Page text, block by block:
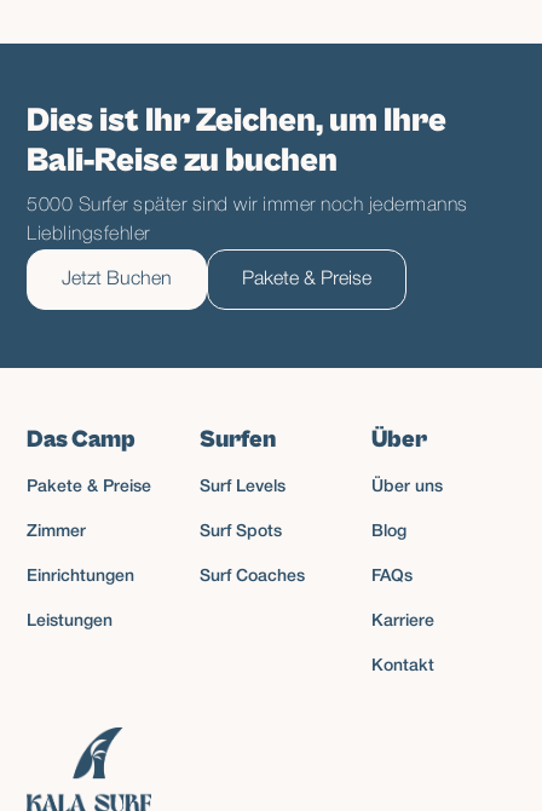
Dies ist Ihr Zeichen, um Ihre
Bali-Reise zu buchen
5000 Surfer später sind wir immer noch jedermanns
Lieblingsfehler
Jetzt Buchen Pakete & Preise
Das Camp
Pakete & Preise
Zimmer
Einrichtungen
Leistungen
Surfen
Surf Levels
Surf Spots
Surf Coaches
Über
Über uns
Blog
FAQs
Karriere
Kontakt